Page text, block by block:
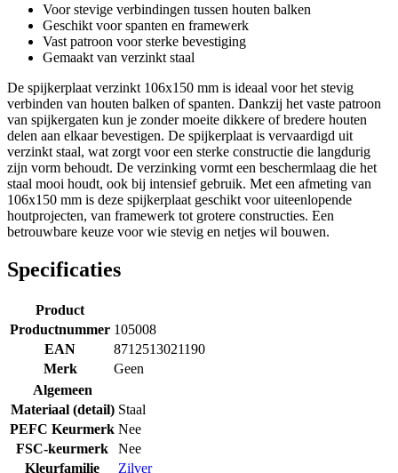
Voor stevige verbindingen tussen houten balken
Geschikt voor spanten en framewerk
Vast patroon voor sterke bevestiging
Gemaakt van verzinkt staal
De spijkerplaat verzinkt 106x150 mm is ideaal voor het stevig
verbinden van houten balken of spanten. Dankzij het vaste patroon
van spijkergaten kun je zonder moeite dikkere of bredere houten
delen aan elkaar bevestigen. De spijkerplaat is vervaardigd uit
verzinkt staal, wat zorgt voor een sterke constructie die langdurig
zijn vorm behoudt. De verzinking vormt een beschermlaag die het
staal mooi houdt, ook bij intensief gebruik. Met een afmeting van
106x150 mm is deze spijkerplaat geschikt voor uiteenlopende
houtprojecten, van framewerk tot grotere constructies. Een
betrouwbare keuze voor wie stevig en netjes wil bouwen.
Specificaties
Product
Productnummer 105008
EAN
8712513021190
Merk
Geen
Algemeen
Materiaal (detail) Staal
PEFC Keurmerk Nee
FSC-keurmerk
Nee
Kleurfamilie
Zilver